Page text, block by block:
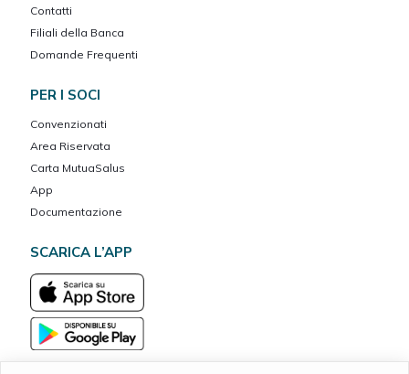
Contatti
Filiali della Banca
Domande Frequenti
PER I SOCI
Convenzionati
Area Riservata
Carta MutuaSalus
App
Documentazione
SCARICA L’APP